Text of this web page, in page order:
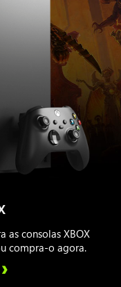
as consolas XBOX
compra-o agora.